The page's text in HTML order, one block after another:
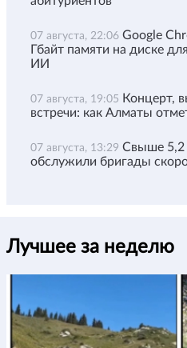
07 августа, 22:06 Google
Гбайт памяти на диске
ИИ
07 августа, 19:05 Концерт,
встречи: как Алматы
07 августа, 13:29 Свыше 5,2
обслужили бригады
Лучшее за неделю